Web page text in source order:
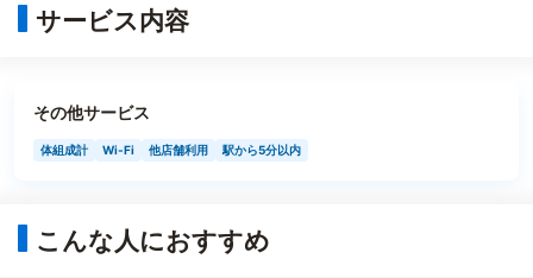
サービス内容
その他サービス
体組成計 Wi-Fi 他店舗利用 駅から5分以内
こんな人におすすめ